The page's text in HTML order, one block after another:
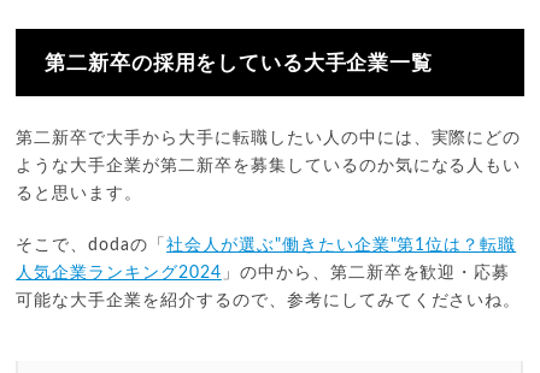
第二新卒の採用をしている大手企業一覧
第二新卒で大手から大手に転職したい人の中には、実際にどの
ような大手企業が第二新卒を募集しているのか気になる人もい
ると思います。
そこで、dodaの「社会人が選ぶ"働きたい企業"第1位は？転職
人気企業ランキング2024 」の中から、第二新卒を歓迎・応募
可能な大手企業を紹介するので、参考にしてみてくださいね。